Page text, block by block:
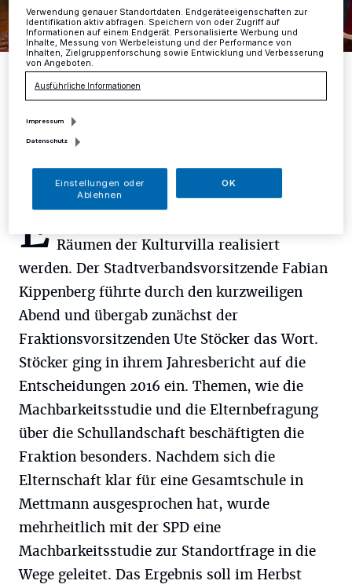
Wurde für 65 Jahre Mitgliedschaft geehrt: Hans-Georg Marlitz. Die
Stadtverbandsvorsitzender Fabian Kippenberg gratulierten dem
Jubilar.
Foto: TB
E Räumen der Kulturvilla realisiert
werden. Der Stadtverbandsvorsitzende Fabian
Kippenberg führte durch den kurzweiligen
Abend und übergab zunächst der
Fraktionsvorsitzenden Ute Stöcker das Wort.
Stöcker ging in ihrem Jahresbericht auf die
Entscheidungen 2016 ein. Themen, wie die
Machbarkeitsstudie und die Elternbefragung
über die Schullandschaft beschäftigten die
Fraktion besonders. Nachdem sich die
Elternschaft klar für eine Gesamtschule in
Mettmann ausgesprochen hat, wurde
mehrheitlich mit der SPD eine
Machbarkeitsstudie zur Standortfrage in die
Wege geleitet. Das Ergebnis soll im Herbst
Verwendung genauer Standortdaten. Endgeräteeigenschaften zur
Identifikation aktiv abfragen. Speichern von oder Zugriff auf
Informationen auf einem Endgerät. Personalisierte Werbung und
Inhalte, Messung von Werbeleistung und der Performance von
Inhalten, Zielgruppenforschung sowie Entwicklung und Verbesserung
von Angeboten.
Ausführliche Informationen
Impressum
Datenschutz
Einstellungen oder
Ablehnen
OK